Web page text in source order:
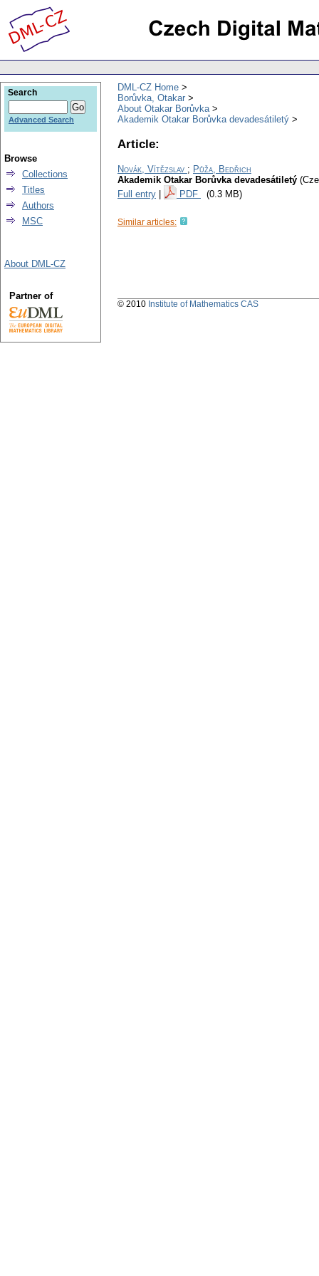
DML-CZ Home
Borůvka, Otakar
About Otakar Borůvka
Akademik Otakar Borůvka devadesátiletý
Article:
Novák, Vítězslav ; Půža, Bedřich
Akademik Otakar Borůvka devadesátiletý
Full entry
PDF (0.3 MB)
Similar articles:
Search
Advanced Search
Browse
Collections
Titles
Authors
MSC
About DML-CZ
Partner of
© 2010 Institute of Mathematics CAS